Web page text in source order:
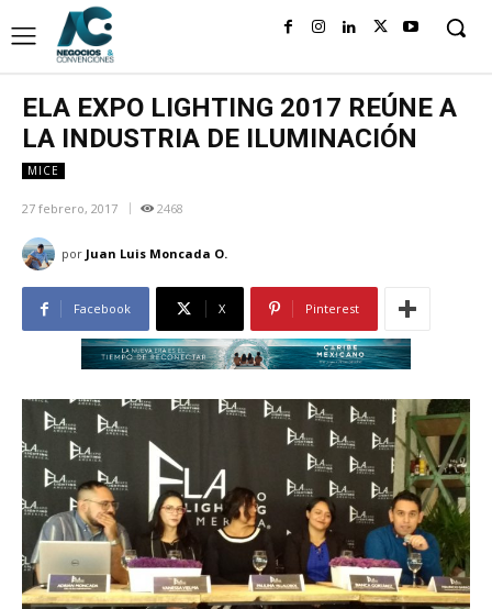
ELA EXPO LIGHTING 2017 REÚNE A
LA INDUSTRIA DE ILUMINACIÓN
MICE
27 febrero, 2017 2468
por Juan Luis Moncada O.
Facebook X Pinterest